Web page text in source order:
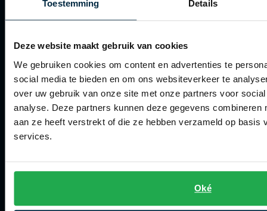
Toestemming Details
Deze website maakt gebruik van cookies
We gebruiken cookies om content en advertenties te
social media te bieden en om ons websiteverkeer te
over uw gebruik van onze site met onze partners voor
analyse. Deze partners kunnen deze gegevens combineren
aan ze heeft verstrekt of die ze hebben verzameld op basis
services.
Oké
Klachtenafhandeling
Actievoorwaarden
Artikelonderhoud
Winkel
Winkel
Contact winkel